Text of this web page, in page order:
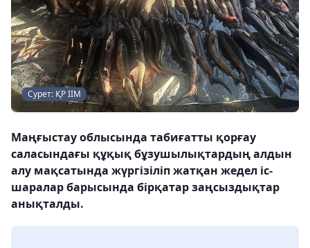
Сурет: ҚР ІІМ
Маңғыстау облысында табиғатты қорғау
саласындағы құқық бұзушылықтардың алдын
алу мақсатында жүргізіліп жатқан жедел іс-
шаралар барысында бірқатар заңсыздықтар
анықталды.